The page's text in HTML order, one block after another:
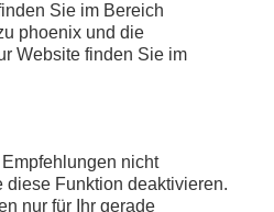
Inhalte sind unter der
oder auch nicht mehr
haben Sie einen
Lesezeichen
, um sich über
zu informieren.
Sie im Bereich
phoenix und die
Website finden Sie im
nicht
diese Funktion deaktivieren.
nur für Ihr gerade